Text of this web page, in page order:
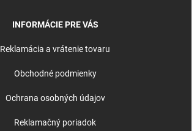
INFORMÁCIE PRE VÁS
Reklamácia a vrátenie tovaru
Obchodné podmienky
Ochrana osobných údajov
Reklamačný poriadok